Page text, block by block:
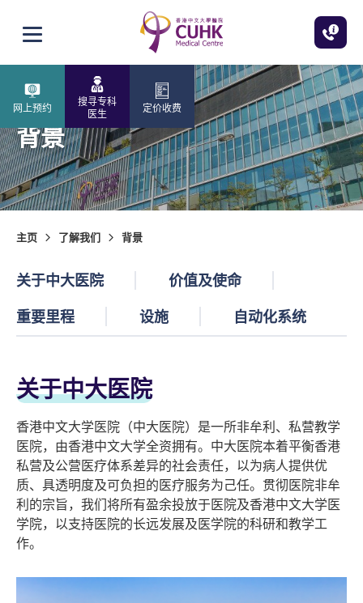
打开选单
网上预约
搜寻专科
医生
定价收费
背景
主页 了解我们 背景
关于中大医院
价值及使命
重要里程
设施 自动化系统
关于中大医院
香港中文大学医院（中大医院）是一所非牟利、私营教学
医院，由香港中文大学全资拥有。中大医院本着平衡香港
私营及公营医疗体系差异的社会责任，以为病人提供优
质、具透明度及可负担的医疗服务为己任。贯彻医院非牟
利的宗旨，我们将所有盈余投放于医院及香港中文大学医
学院，以支持医院的长远发展及医学院的科研和教学工
作。